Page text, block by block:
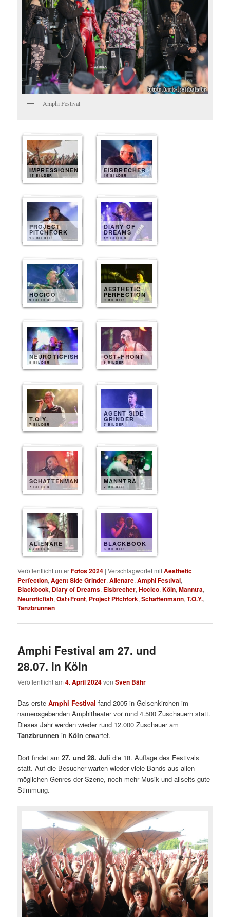
Amphi Festival
IMPRESSIONEN
15 BILDER
EISBRECHER
15 BILDER
PROJECT
PITCHFORK
13 BILDER
DIARY OF
DREAMS
12 BILDER
HOCICO
9 BILDER
AESTHETIC
PERFECTION
9 BILDER
NEUROTICFISH
8 BILDER
OST+FRONT
8 BILDER
T.O.Y.
7 BILDER
AGENT SIDE
GRINDER
7 BILDER
SCHATTENMANN
7 BILDER
MANNTRA
7 BILDER
ALIENARE
6 BILDER
BLACKBOOK
6 BILDER
Veröffentlicht unterFotos 2024 |Verschlagwortet mitAesthetic
Perfection,Agent Side Grinder,Alienare,Amphi Festival,
Blackbook, Diary of Dreams, Eisbrecher,Hocico,Köln,Manntra,
Neuroticfish,Ost+Front, Project Pitchfork,Schattenmann,T.O.Y.,
Tanzbrunnen
Amphi Festival am 27. und
28.07. in Köln
Veröffentlicht am4. April 2024vonSven Bähr
Das ersteAmphi Festival fand 2005 in Gelsenkirchen im
namensgebenden Amphitheater vor rund 4.500 Zuschauern statt.
Dieses Jahr werden wieder rund 12.000 Zuschauer am
Tanzbrunnen in Köln erwartet.
Dort findet am27. und 28. Juli die 18. Auflage des Festivals
statt. Auf die Besucher warten wieder viele Bands aus allen
möglichen Genres der Szene, noch mehr Musik und allseits gute
Stimmung.